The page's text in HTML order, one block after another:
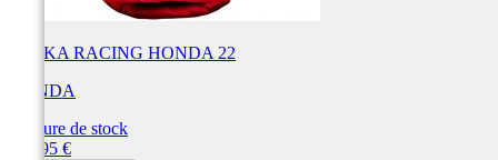
PARKA RACING HONDA 22
HONDA
Rupture de stock
179,95 €